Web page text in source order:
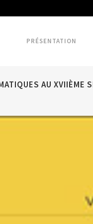
PRÉSENTATION
AU XVIIÈME